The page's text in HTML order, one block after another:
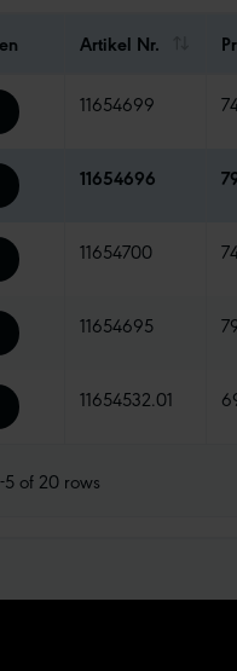
Artikel Nr.
11654699
11654696
11654700
11654695
11654532.01
5of 20 rows